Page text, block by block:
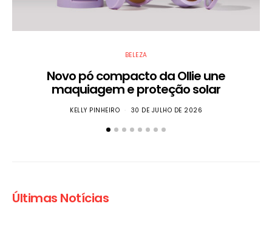
BELEZA
Novo pó compacto da Ollie une
maquiagem e proteção solar
KELLY PINHEIRO 30 DE JULHO DE 2026
Últimas Notícias